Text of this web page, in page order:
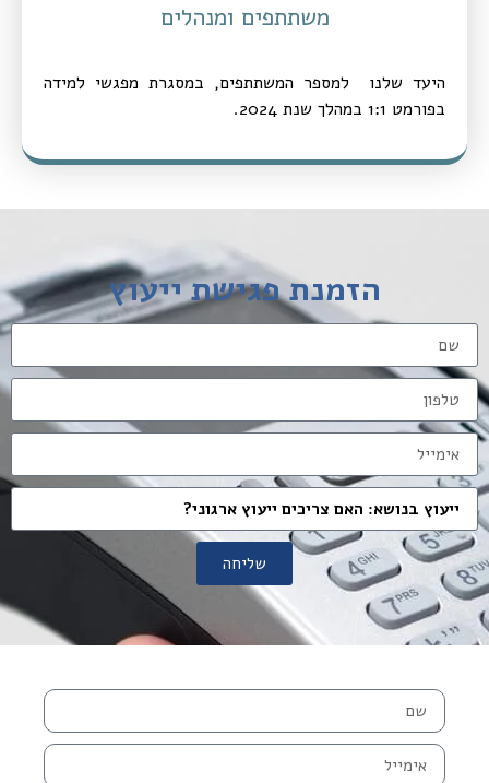
משתתפים ומנהלים
היעד שלנו למספר המשתתפים, במסגרת מפגשי למידה
בפורמט 1:1 במהלך שנת 2024.
הזמנת פגישת ייעוץ
שליחה